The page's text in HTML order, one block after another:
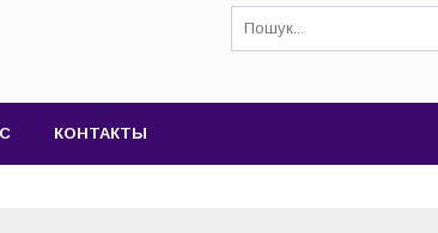
КОНТАКТЫ